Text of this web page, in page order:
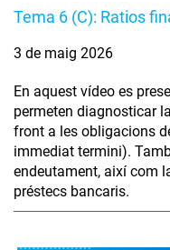
Tema 6 (C): Ratios
3 de maig 2026
En aquest vídeo es
permeten diagnosticar
front a les obligacions
immediat termini).
endeutament, així com
préstecs bancaris.